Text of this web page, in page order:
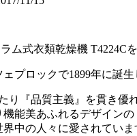
ム式衣類乾燥機 T4224C
ェプロックで1899年に誕生
り『品質主義』を貫き優
機能美あふれるデザイン
中の人々に愛されていま